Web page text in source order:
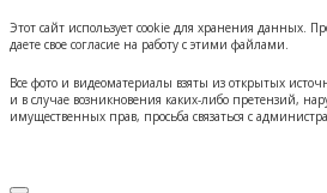
Этот сайт использует cookie для хранения данных.
даете свое согласие на работу с этими файлами.
Все фото и видеоматериалы взяты из открытых
и в случае возникновения каких-либо претензий,
имущественных прав, просьба связаться с